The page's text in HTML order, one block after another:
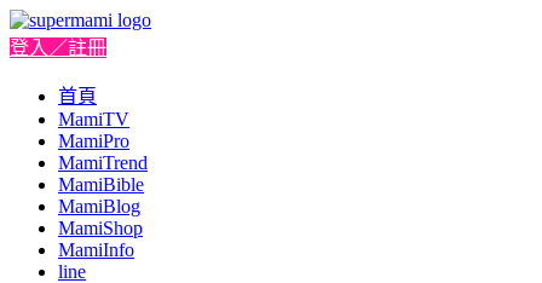
登入／註冊
首頁
MamiTV
MamiPro
MamiTrend
MamiBible
MamiBlog
MamiShop
MamiInfo
line